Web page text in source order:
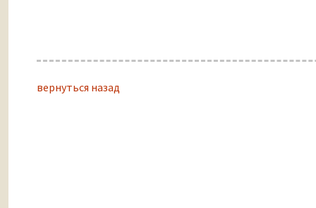
вернуться назад